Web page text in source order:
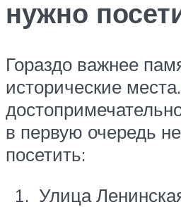
нужно
Гораздо важнее
исторические
в первую очередь
посетить:
Улица